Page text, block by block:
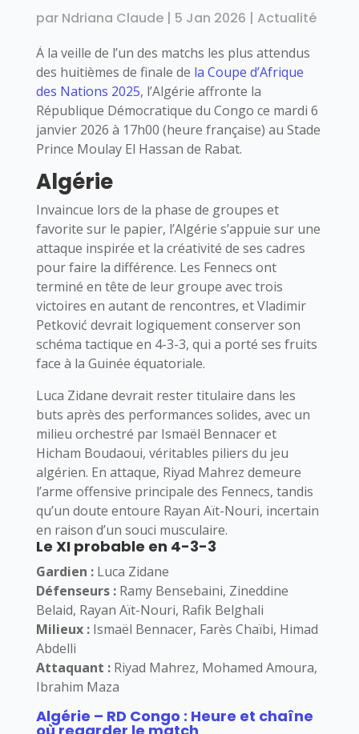
par Ndriana Claude| 5 Jan 2026 | Actualité
À la veille de l’un des matchs les plus attendus
des huitièmes de finale de la Coupe d’Afrique
des Nations 2025, l’Algérie affronte la
République Démocratique du Congo ce mardi 6
janvier 2026 à 17h00 (heure française) au Stade
Prince Moulay El Hassan de Rabat.
Algérie
Invaincue lors de la phase de groupes et
favorite sur le papier, l’Algérie s’appuie sur une
attaque inspirée et la créativité de ses cadres
pour faire la différence. Les Fennecs ont
terminé en tête de leur groupe avec trois
victoires en autant de rencontres, et Vladimir
Petković devrait logiquement conserver son
schéma tactique en 4-3-3, qui a porté ses fruits
face à la Guinée équatoriale.
Luca Zidane devrait rester titulaire dans les
buts après des performances solides, avec un
milieu orchestré par Ismaël Bennacer et
Hicham Boudaoui, véritables piliers du jeu
algérien. En attaque, Riyad Mahrez demeure
l’arme offensive principale des Fennecs, tandis
qu’un doute entoure Rayan Aït-Nouri, incertain
en raison d’un souci musculaire.
Le XI probable en 4-3-3
Gardien : Luca Zidane
Défenseurs :Ramy Bensebaini, Zineddine
Belaid, Rayan Aït-Nouri, Rafik Belghali
Milieux :Ismaël Bennacer, Farès Chaïbi, Himad
Abdelli
Attaquant :Riyad Mahrez, Mohamed Amoura,
Ibrahim Maza
Algérie – RD Congo : Heure et chaîne